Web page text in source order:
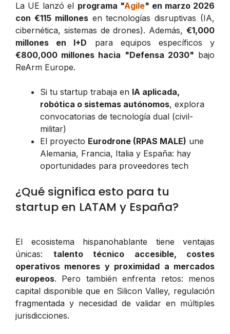
La UE lanzó el programa "Agile" en marzo 2026
con €115 millonesen tecnologías disruptivas (IA,
cibernética, sistemas de drones). Además, €1,000
millones en I+D para equipos específicos y
€800,000 millones hacia "Defensa 2030" bajo
ReArm Europe.
Si tu startup trabaja en IA aplicada,
robótica o sistemas autónomos, explora
convocatorias de tecnología dual (civil-
militar)
El proyecto Eurodrone (RPAS MALE) une
Alemania, Francia, Italia y España: hay
oportunidades para proveedores tech
¿Qué significa esto para tu
startup en LATAM y España?
El ecosistema hispanohablante tiene ventajas
únicas: talento técnico accesible, costes
operativos menores y proximidad a mercados
europeos. Pero también enfrenta retos: menos
capital disponible que en Silicon Valley, regulación
fragmentada y necesidad de validar en múltiples
jurisdicciones.